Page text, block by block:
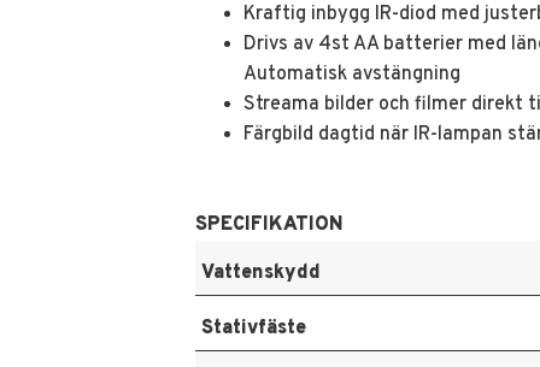
Kraftig inbygg IR-diod med
Drivs av 4st AA batterier med
Automatisk avstängning
Streama bilder och filmer direkt
Färgbild dagtid när IR-lampan
SPECIFIKATION
Vattenskydd
Stativfäste